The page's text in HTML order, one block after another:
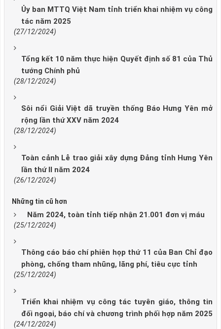
Ủy ban MTTQ Việt Nam tỉnh triển khai nhiệm vụ công
tác năm 2025
(27/12/2024)
Tổng kết 10 năm thực hiện Quyết định số 81 của Thủ
tướng Chính phủ
(28/12/2024)
Sôi nổi Giải Việt dã truyền thống Báo Hưng Yên mở
rộng lần thứ XXV năm 2024
(28/12/2024)
Toàn cảnh Lễ trao giải xây dựng Đảng tỉnh Hưng Yên
lần thứ II năm 2024
(26/12/2024)
Những tin cũ hơn
Năm 2024, toàn tỉnh tiếp nhận 21.001 đơn vị máu
(25/12/2024)
Thông cáo báo chí phiên họp thứ 11 của Ban Chỉ đạo
phòng, chống tham nhũng, lãng phí, tiêu cực tỉnh
(25/12/2024)
Triển khai nhiệm vụ công tác tuyên giáo, thông tin
đối ngoại, báo chí và chương trình phối hợp năm 2025
(24/12/2024)